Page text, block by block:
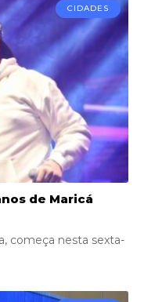
CIDADES
de Maricá
começa nesta sexta-